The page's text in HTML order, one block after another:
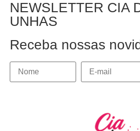
NEWSLETTER CIA
UNHAS
Receba nossas